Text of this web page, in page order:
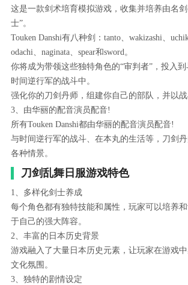
这是一款剑术培育模拟游戏，收集并培养由名
士”。
Touken Danshi有八种剑：tanto、wakizashi、
odachi、naginata、spear和sword。
你将成为带领这些独特角色的“审判者”，投入
时间逆行军的战斗中。
强化你的刀剑丹师，组建你自己的部队，并以战
3、由华丽的配音演员配音!
所有Touken Danshi都由华丽的配音演员配音!
与时间逆行军的战斗、在本丸的生活等，刀剑
各种情景。
刀剑乱舞日服游戏特色
1、多样化剑士养成
每个角色都有独特技能和属性，玩家可以培养
于自己的强大阵容。
2、丰富的日本历史背景
游戏融入了大量日本历史元素，让玩家在游戏
文化氛围。
3、独特的剧情设定